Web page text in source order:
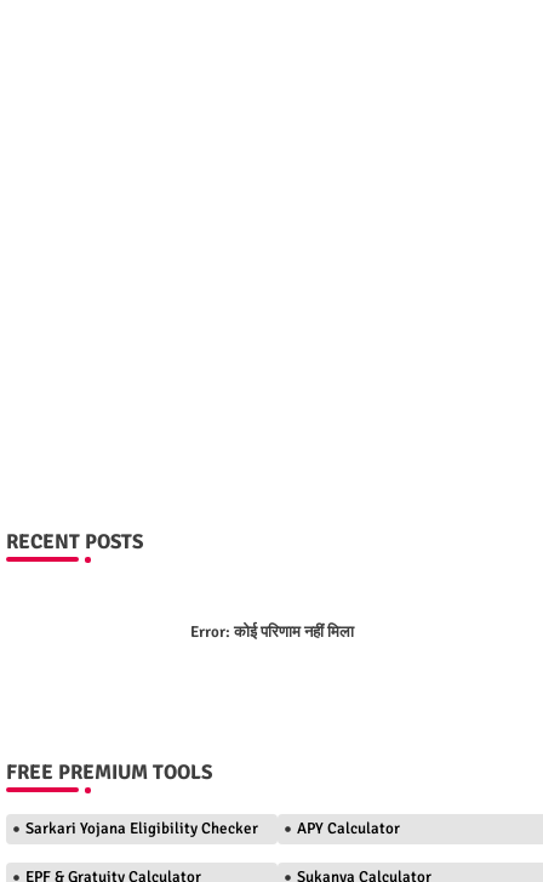
RECENT POSTS
Error:कोई परिणाम नहीं मिला
FREE PREMIUM TOOLS
Sarkari Yojana Eligibility Checker APY Calculator
EPF & Gratuity Calculator Sukanya Calculator